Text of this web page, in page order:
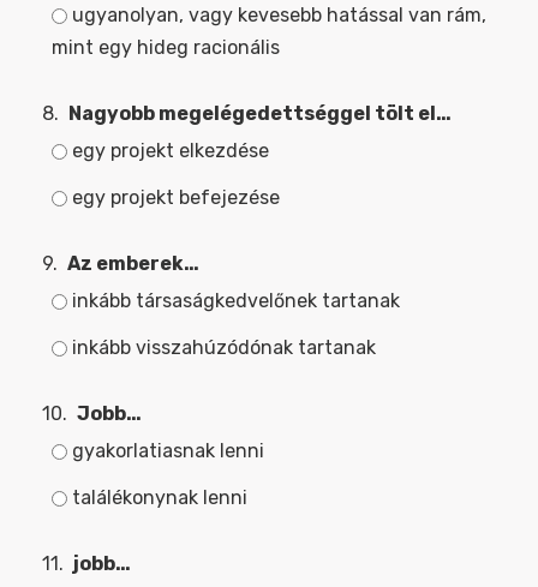
ugyanolyan, vagy kevesebb hatással van rám,
mint egy hideg racionális
8.
Nagyobb megelégedettséggel tölt el…
egy projekt elkezdése
egy projekt befejezése
9. Az emberek…
inkább társaságkedvelőnek tartanak
inkább visszahúzódónak tartanak
10. Jobb…
gyakorlatiasnak lenni
találékonynak lenni
11. jobb…